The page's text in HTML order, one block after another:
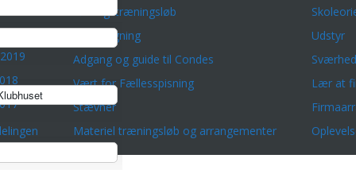
Lørdagstræningsløb
Banelægning
Adgang og guide til Condes
Vært for Fællesspisning
Stævner
Materiel træningsløb og arrangementer
Udstyr
Lær at